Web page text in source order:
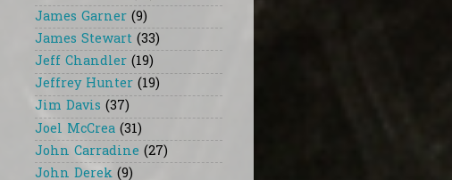
James Garner (9)
James Stewart (33)
Jeff Chandler (19)
Jeffrey Hunter (19)
Jim Davis (37)
Joel McCrea (31)
John Carradine (27)
John Derek (9)